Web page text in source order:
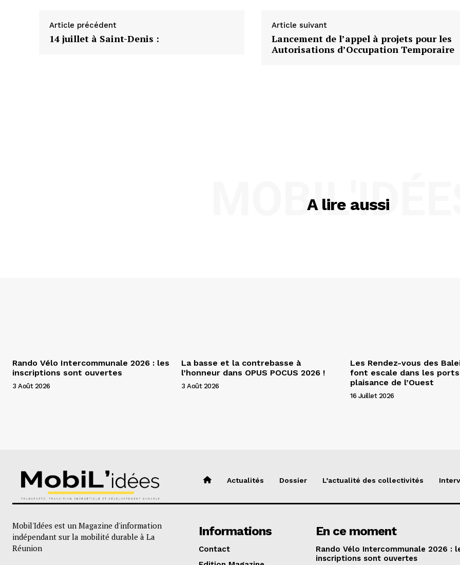
Article précédent
14 juillet à Saint-Denis :
Article suivant
Lancement de l’appel à projets pour les
Autorisations d’Occupation Temporaire
A lire aussi
Rando Vélo Intercommunale 2026 : les
inscriptions sont ouvertes
3 Août 2026
La basse et la contrebasse à
l’honneur dans OPUS POCUS 2026 !
3 Août 2026
Les Rendez-vous des
font escale dans les
plaisance de l’Ouest
16 Juillet 2026
Actualités Dossier L’actualité des collectivités
Mobil'Idées est un Magazine d'information
indépendant sur la mobilité durable à La
Réunion
Informations
Contact
En ce moment
Rando Vélo Intercommunale 2026 :
inscriptions sont ouvertes